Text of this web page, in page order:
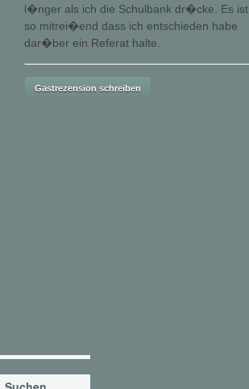
l�nger als ich die Schulbank dr�cke. Es ist
so mitrei�end dass ich entschieden habe
dar�ber ein Referat halte.